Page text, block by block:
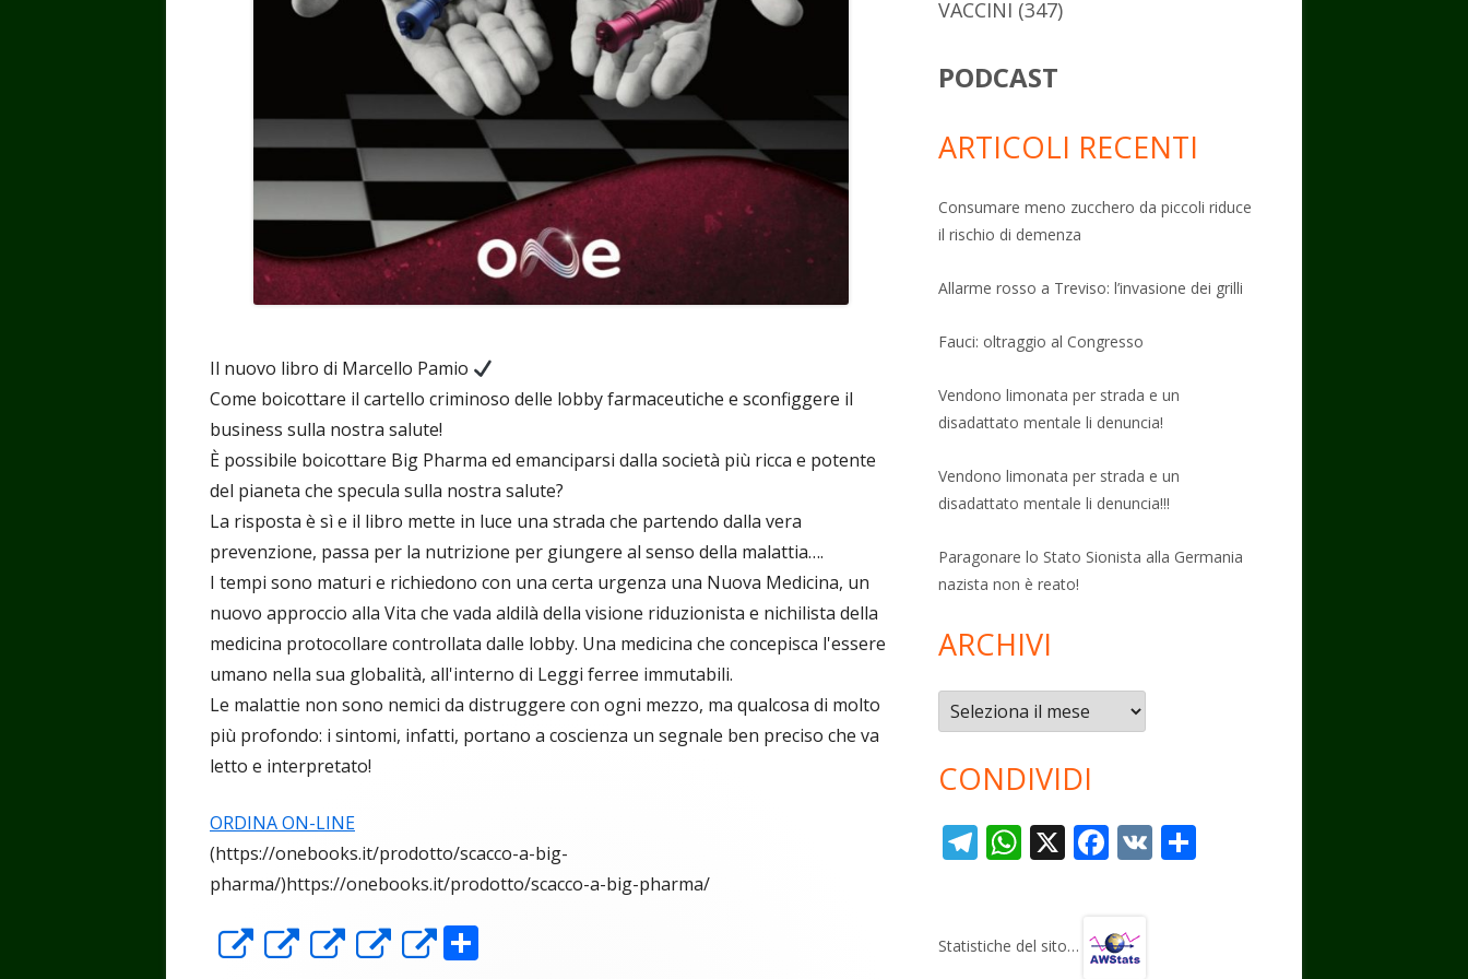
Il nuovo libro di Marcello Pamio
Come boicottare il cartello criminoso delle lobby farmaceutiche e sconfiggere il
business sulla nostra salute!
È possibile boicottare Big Pharma ed emanciparsi dalla società più ricca e potente
del pianeta che specula sulla nostra salute?
La risposta è sì e il libro mette in luce una strada che partendo dalla vera
prevenzione, passa per la nutrizione per giungere al senso della malattia….
I tempi sono maturi e richiedono con una certa urgenza una Nuova Medicina, un
nuovo approccio alla Vita che vada aldilà della visione riduzionista e nichilista della
medicina protocollare controllata dalle lobby. Una medicina che concepisca l'essere
umano nella sua globalità, all'interno di Leggi ferree immutabili.
Le malattie non sono nemici da distruggere con ogni mezzo, ma qualcosa di molto
più profondo: i sintomi, infatti, portano a coscienza un segnale ben preciso che va
letto e interpretato!
ORDINA ON-LINE
(https://onebooks.it/prodotto/scacco-a-big-
pharma/)https://onebooks.it/prodotto/scacco-a-big-pharma/
ApreApreApreApre
Apre
VACCINI (347)
PODCAST
ARTICOLI RECENTI
Consumare meno zucchero da piccoli riduce
il rischio di demenza
Allarme rosso a Treviso: l’invasione dei grilli
Fauci: oltraggio al Congresso
Vendono limonata per strada e un
disadattato mentale li denuncia!
Vendono limonata per strada e un
disadattato mentale li denuncia!!!
Paragonare lo Stato Sionista alla Germania
nazista non è reato!
ARCHIVI
Archivi
CONDIVIDI
T
gr
W
s
X F
b
V
Statistiche del sito…